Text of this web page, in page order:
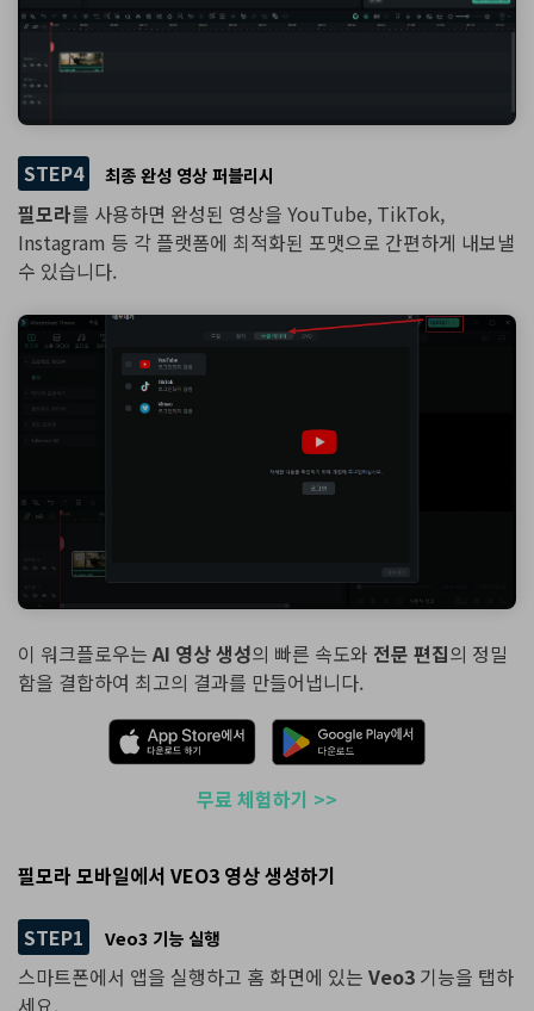
STEP4 최종 완성 영상 퍼블리시
필모라를 사용하면 완성된 영상을 YouTube, TikTok,
Instagram 등 각 플랫폼에 최적화된 포맷으로 간편하게 내보낼
수 있습니다.
이 워크플로우는AI 영상 생성의 빠른 속도와 전문 편집의 정밀
함을 결합하여 최고의 결과를 만들어냅니다.
무료 체험하기 >>
필모라 모바일에서 VEO3 영상 생성하기
STEP1 Veo3 기능 실행
스마트폰에서 앱을 실행하고 홈 화면에 있는 Veo3 기능을 탭하